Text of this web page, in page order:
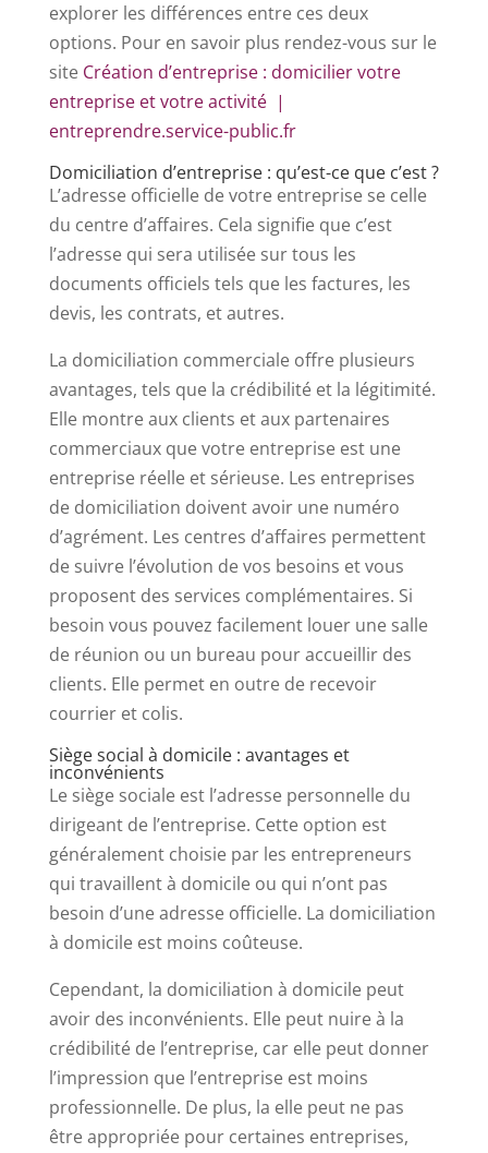
explorer les différences entre ces deux
options. Pour en savoir plus rendez-vous sur le
site Création d’entreprise : domicilier votre
entreprise et votre activité |
entreprendre.service-public.fr
Domiciliation d’entreprise : qu’est-ce que c’est ?
L’adresse officielle de votre entreprise se celle
du centre d’affaires. Cela signifie que c’est
l’adresse qui sera utilisée sur tous les
documents officiels tels que les factures, les
devis, les contrats, et autres.
La domiciliation commerciale offre plusieurs
avantages, tels que la crédibilité et la légitimité.
Elle montre aux clients et aux partenaires
commerciaux que votre entreprise est une
entreprise réelle et sérieuse. Les entreprises
de domiciliation doivent avoir une numéro
d’agrément. Les centres d’affaires permettent
de suivre l’évolution de vos besoins et vous
proposent des services complémentaires. Si
besoin vous pouvez facilement louer une salle
de réunion ou un bureau pour accueillir des
clients. Elle permet en outre de recevoir
courrier et colis.
Siège social à domicile : avantages et
inconvénients
Le siège sociale est l’adresse personnelle du
dirigeant de l’entreprise. Cette option est
généralement choisie par les entrepreneurs
qui travaillent à domicile ou qui n’ont pas
besoin d’une adresse officielle. La domiciliation
à domicile est moins coûteuse.
Cependant, la domiciliation à domicile peut
avoir des inconvénients. Elle peut nuire à la
crédibilité de l’entreprise, car elle peut donner
l’impression que l’entreprise est moins
professionnelle. De plus, la elle peut ne pas
être appropriée pour certaines entreprises,